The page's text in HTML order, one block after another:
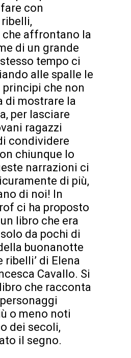
con
che affrontano la
di un grande
tempo ci
alle spalle le
che non
di mostrare la
per lasciare
ragazzi
condividere
chiunque lo
narrazioni ci
di più,
di noi! In
ci ha proposto
libro che era
da pochi di
buonanotte
ribelli’ di Elena
Cavallo. Si
che racconta
o meno noti
dei secoli,
il segno.